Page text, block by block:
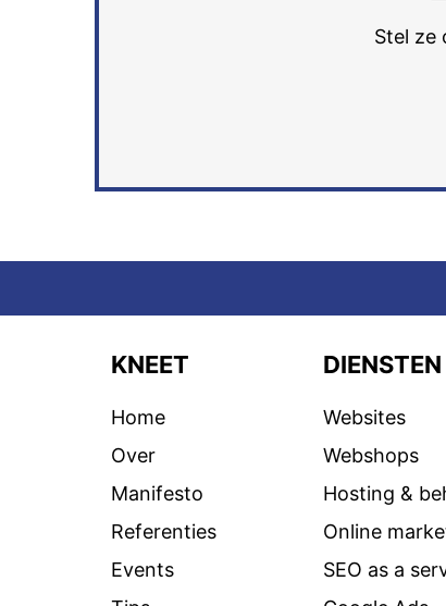
Stel ze
KNEET
Home
Over
Manifesto
Referenties
Events
DIENSTEN
Websites
Webshops
Hosting &
Online
SEO as a